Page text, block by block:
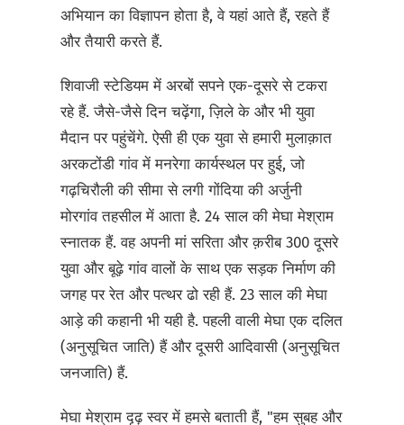
अभियान का विज्ञापन होता है, वे यहां आते हैं, रहते हैं
और तैयारी करते हैं.
शिवाजी स्टेडियम में अरबों सपने एक-दूसरे से टकरा
रहे हैं. जैसे-जैसे दिन चढ़ेंगा, ज़िले के और भी युवा
मैदान पर पहुंचेंगे. ऐसी ही एक युवा से हमारी मुलाक़ात
अरकटोंडी गांव में मनरेगा कार्यस्थल पर हुई, जो
गढ़चिरौली की सीमा से लगी गोंदिया की अर्जुनी
मोरगांव तहसील में आता है. 24 साल की मेघा मेश्राम
स्नातक हैं. वह अपनी मां सरिता और क़रीब 300 दूसरे
युवा और बूढ़े गांव वालों के साथ एक सड़क निर्माण की
जगह पर रेत और पत्थर ढो रही हैं. 23 साल की मेघा
आड़े की कहानी भी यही है. पहली वाली मेघा एक दलित
(अनुसूचित जाति) हैं और दूसरी आदिवासी (अनुसूचित
जनजाति) हैं.
मेघा मेश्राम दृढ़ स्वर में हमसे बताती हैं, "हम सुबह और